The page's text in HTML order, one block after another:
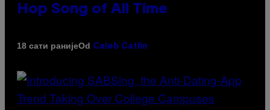
Hop Song of All Time
18 сати ранијеOd Caleb Catlin